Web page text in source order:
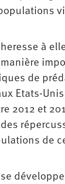
à
de
Etats-
2012 et
de